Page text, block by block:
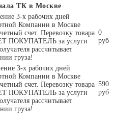
ТК в Москве
3-х рабочих дней
Компании в Москве
счет. Перевозку товара
ПОКУПАТЕЛЬ за услуги
рассчитывает
груза!
0
руб
3-х рабочих дней
Компании в Москве
счет. Перевозку товара
ПОКУПАТЕЛЬ за услуги
рассчитывает
груза!
590
руб